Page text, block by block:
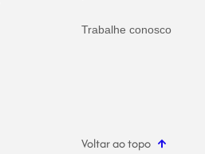
Trabalhe conosco
Voltar ao topo